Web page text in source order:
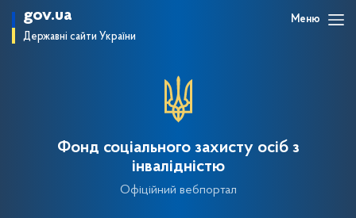
gov.ua
Державні сайти України
Меню
Фонд соціального захисту осіб з
інвалідністю
Офіційний вебпортал